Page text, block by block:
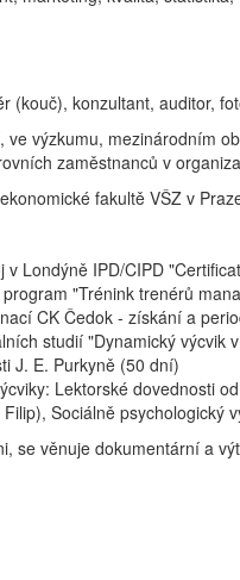
(kouč), konzultant, auditor,
výzkumu, mezinárodním
zaměstnanců v
fakultě VŠZ v
Londýně IPD/CIPD
"Trénink trenérů
CK Čedok - získání a
studií "Dynamický
J. E. Purkyně (50 dní)
Lektorské dovednosti
Sociálně psychologický
se věnuje dokumentární a